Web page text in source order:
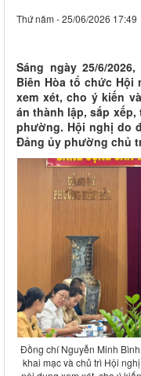
Thứ năm - 25/06/2026 17:49
Sáng ngày 25/6/
Biên Hòa tổ chức Hội
xem xét, cho ý kiến
án thành lập, sắp
phường. Hội nghị do
Đảng ủy phường chủ
Đồng chí Nguyễn Minh
khai mạc và chủ trì Hội